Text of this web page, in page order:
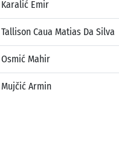
Karalić Emir
Tallison Caua Matias Da Silva
Osmić Mahir
Mujčić Armin